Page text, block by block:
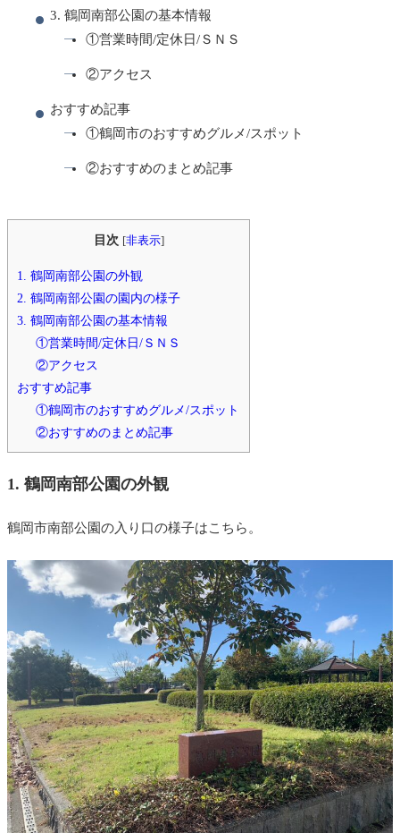
3. 鶴岡南部公園の基本情報
①営業時間/定休日/ＳＮＳ
②アクセス
おすすめ記事
①鶴岡市のおすすめグルメ/スポット
②おすすめのまとめ記事
目次 [非表示]
1. 鶴岡南部公園の外観
2. 鶴岡南部公園の園内の様子
3. 鶴岡南部公園の基本情報
①営業時間/定休日/ＳＮＳ
②アクセス
おすすめ記事
①鶴岡市のおすすめグルメ/スポット
②おすすめのまとめ記事
1. 鶴岡南部公園の外観
鶴岡市南部公園の入り口の様子はこちら。